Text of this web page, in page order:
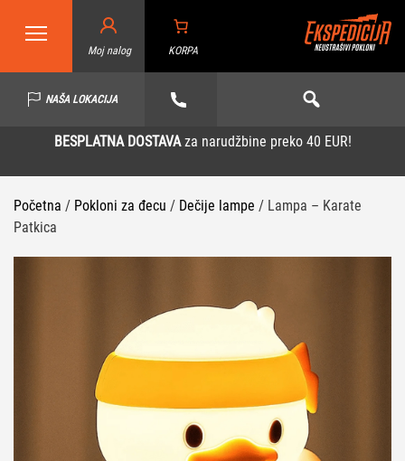
Moj nalog KORPA
NAŠA LOKACIJA
BESPLATNA DOSTAVAza narudžbine preko 40 EUR!
Početna / Pokloni za đecu / Dečije lampe / Lampa – Karate
Patkica